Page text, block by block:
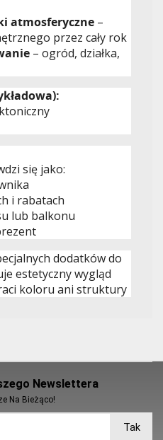
atmosferyczne –
przez cały rok
– ogród, działka,
się jako:
i rabatach
lub balkonu
dodatków do
estetyczny wygląd
koloru ani struktury
Newslettera
Na Bieżąco!